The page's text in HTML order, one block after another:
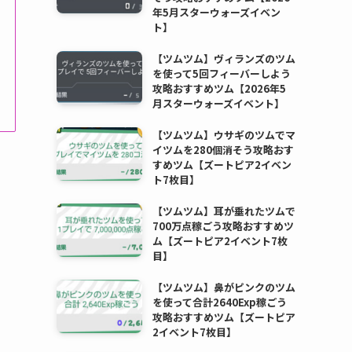
年5月スターウォーズイベン
ト】
【ツムツム】ヴィランズのツム
を使って5回フィーバーしよう
攻略おすすめツム【2026年5
月スターウォーズイベント】
【ツムツム】ウサギのツムでマ
イツムを280個消そう攻略おす
すめツム【ズートピア2イベン
ト7枚目】
【ツムツム】耳が垂れたツムで
700万点稼ごう攻略おすすめツ
ム【ズートピア2イベント7枚
目】
【ツムツム】鼻がピンクのツム
を使って合計2640Exp稼ごう
攻略おすすめツム【ズートピア
2イベント7枚目】